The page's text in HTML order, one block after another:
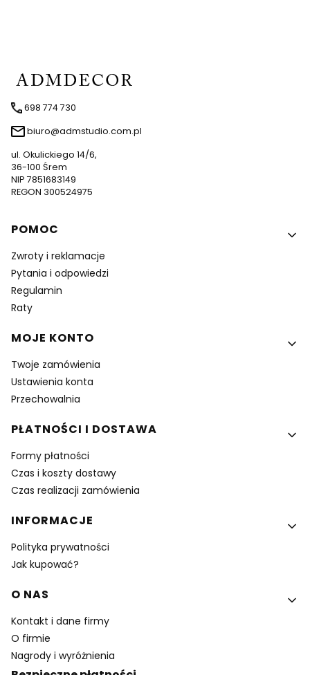
698 774 730
biuro@admstudio.com.pl
ul. Okulickiego 14/6,
36-100 Śrem
NIP 7851683149
REGON 300524975
Linki w stopce
POMOC
Zwroty i reklamacje
Pytania i odpowiedzi
Regulamin
Raty
MOJE KONTO
Twoje zamówienia
Ustawienia konta
Przechowalnia
PŁATNOŚCI I DOSTAWA
Formy płatności
Czas i koszty dostawy
Czas realizacji zamówienia
INFORMACJE
Polityka prywatności
Jak kupować?
O NAS
Kontakt i dane firmy
O firmie
Nagrody i wyróżnienia